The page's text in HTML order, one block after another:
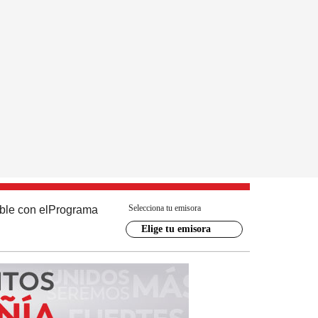
con el Programa Selecciona tu emisora
Elige tu emisora